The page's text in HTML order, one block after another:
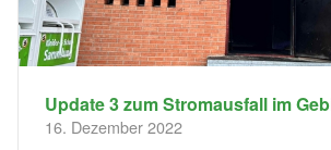
Update 3 zum Stromausfall im
16. Dezember 2022